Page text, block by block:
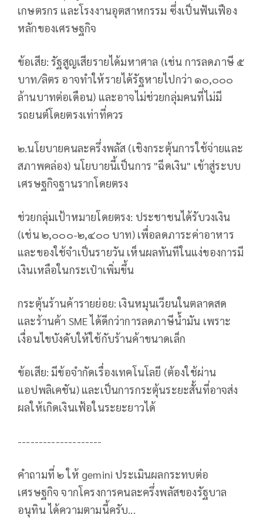
เกษตรกร และโรงงานอุตสาหกรรม ซึ่งเป็นฟันเฟือง
หลักของเศรษฐกิจ
ข้อเสีย: รัฐสูญเสียรายได้มหาศาล (เช่น การลดภาษี ๕
บาท/ลิตร อาจทำให้รายได้รัฐหายไปกว่า ๑๐,๐๐๐
ล้านบาทต่อเดือน) และอาจไม่ช่วยกลุ่มคนที่ไม่มี
รถยนต์โดยตรงเท่าที่ควร
๒.นโยบายคนละครึ่งพลัส (เชิงกระตุ้นการใช้จ่ายและ
สภาพคล่อง) นโยบายนี้เป็นการ "ฉีดเงิน" เข้าสู่ระบบ
เศรษฐกิจฐานรากโดยตรง
ช่วยกลุ่มเป้าหมายโดยตรง: ประชาชนได้รับวงเงิน
(เช่น ๒,๐๐๐-๒,๔๐๐ บาท) เพื่อลดภาระค่าอาหาร
และของใช้จำเป็นรายวัน เห็นผลทันทีในแง่ของการมี
เงินเหลือในกระเป๋าเพิ่มขึ้น
กระตุ้นร้านค้ารายย่อย: เงินหมุนเวียนในตลาดสด
และร้านค้า SME ได้ดีกว่าการลดภาษีน้ำมัน เพราะ
เงื่อนไขบังคับให้ใช้กับร้านค้าขนาดเล็ก
ข้อเสีย: มีข้อจำกัดเรื่องเทคโนโลยี (ต้องใช้ผ่าน
แอปพลิเคชัน) และเป็นการกระตุ้นระยะสั้นที่อาจส่ง
ผลให้เกิดเงินเฟ้อในระยะยาวได้
--------------------
คำถามที่ ๒ ให้ gemini ประเมินผลกระทบต่อ
เศรษฐกิจ จากโครงการคนละครึ่งพลัสของรัฐบาล
อนุทิน ได้ความตามนี้ครับ...